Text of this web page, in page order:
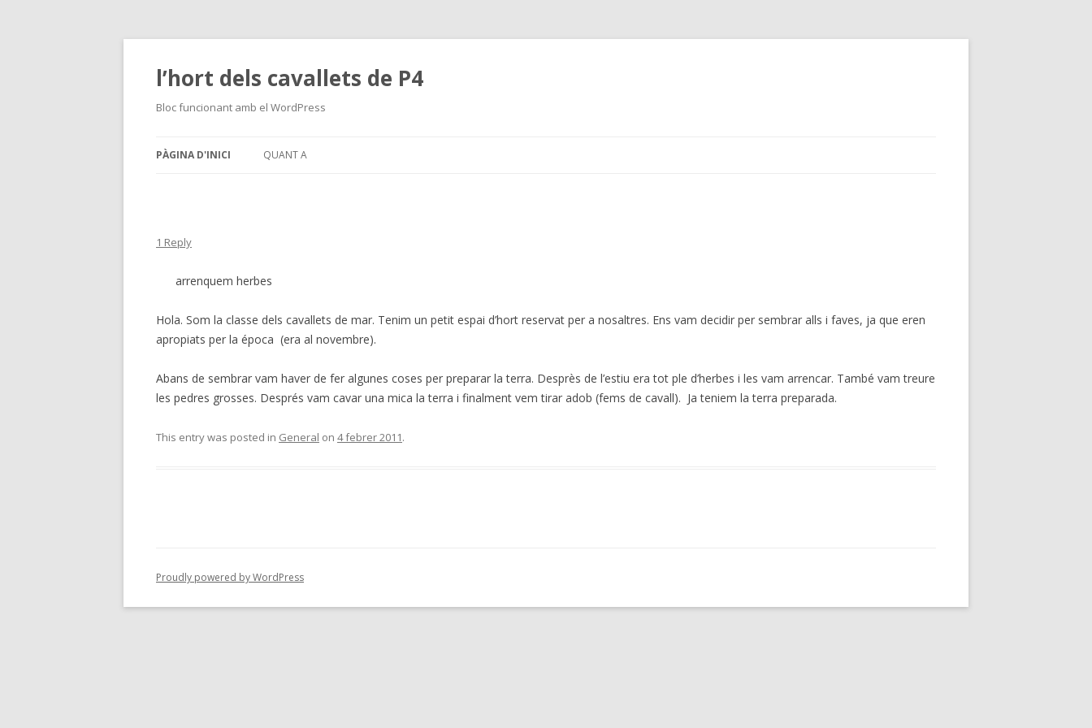
l’hort dels cavallets de P4
Bloc funcionant amb el WordPress
PÀGINA D'INICI QUANT A
1 Reply
arrenquem herbes
Hola. Som la classe dels cavallets de mar. Tenim un petit espai d’hort reservat per a nosaltres. Ens vam decidir per sembrar alls i faves, ja que eren
apropiats per la época (era al novembre).
Abans de sembrar vam haver de fer algunes coses per preparar la terra. Desprès de l’estiu era tot ple d’herbes i les vam arrencar. També vam treure
les pedres grosses. Després vam cavar una mica la terra i finalment vem tirar adob (fems de cavall). Ja teniem la terra preparada.
This entry was posted in General on 4 febrer 2011.
Proudly powered by WordPress